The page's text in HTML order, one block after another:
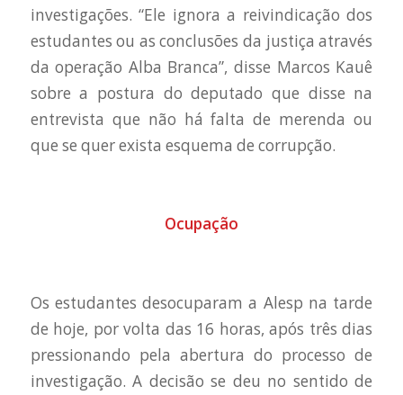
investigações. “Ele ignora a reivindicação dos
estudantes ou as conclusões da justiça através
da operação Alba Branca”, disse Marcos Kauê
sobre a postura do deputado que disse na
entrevista que não há falta de merenda ou
que se quer exista esquema de corrupção.
Ocupação
Os estudantes desocuparam a Alesp na tarde
de hoje, por volta das 16 horas, após três dias
pressionando pela abertura do processo de
investigação. A decisão se deu no sentido de